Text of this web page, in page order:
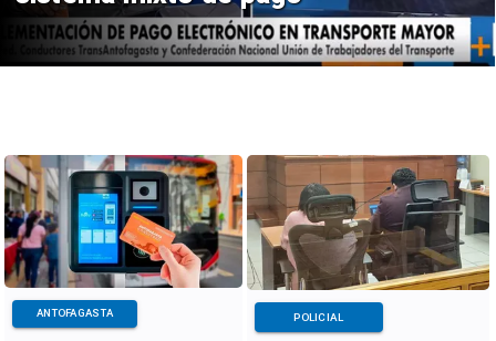
ANTOFAGASTA POLICIAL